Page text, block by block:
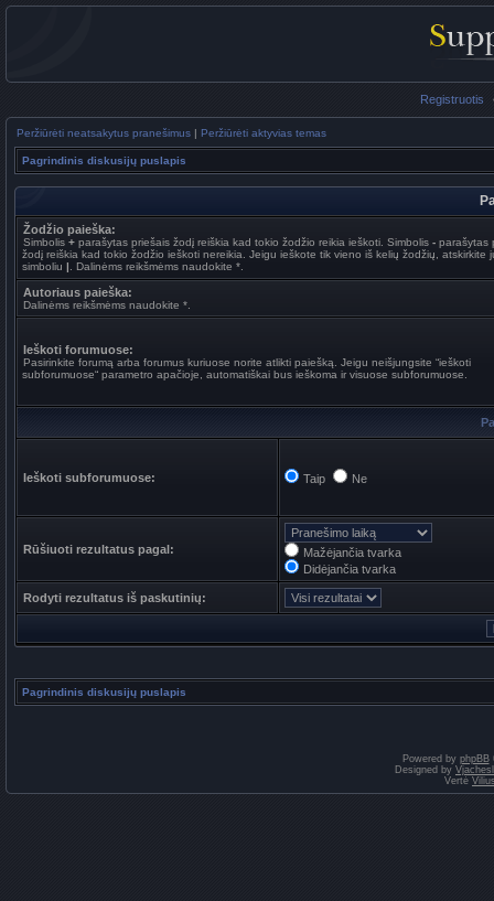
Registruotis
Peržiūrėti neatsakytus pranešimus | Peržiūrėti aktyvias temas
Pagrindinis diskusijų puslapis
Žodžio paieška:
Simbolis + parašytas priešais žodį reiškia kad tokio žodžio reikia ieškoti. Simbolis - parašytas
žodį reiškia kad tokio žodžio ieškoti nereikia. Jeigu ieškote tik vieno iš kelių žodžių, atskirkite
simboliu | . Dalinėms reikšmėms naudokite *.
Autoriaus paieška:
Dalinėms reikšmėms naudokite *.
Ieškoti forumuose:
Pasirinkite forumą arba forumus kuriuose norite atlikti paiešką. Jeigu neišjungsite “ieškoti
subforumuose“ parametro apačioje, automatiškai bus ieškoma ir visuose subforumuose.
Ieškoti subforumuose: Taip Ne
Rūšiuoti rezultatus pagal:
Mažėjančia tvarka
Didėjančia tvarka
Rodyti rezultatus iš paskutinių:
Pagrindinis diskusijų puslapis
Powered by phpBB
Designed by
Vertė